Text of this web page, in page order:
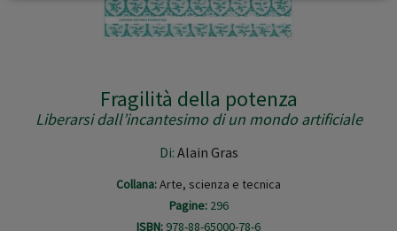
Fragilità della potenza
Liberarsi dall’incantesimo di un mondo artificiale
Di: Alain Gras
Collana:Arte, scienza e tecnica
Pagine: 296
ISBN: 978-88-65000-78-6